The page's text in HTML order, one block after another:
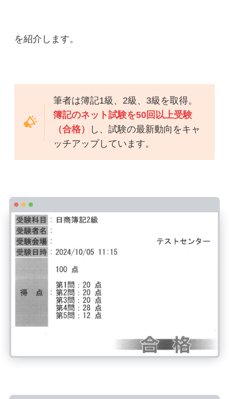
を紹介します。
筆者は簿記1級、2級、3級を取得。
簿記のネット試験を50回以上受験
（合格）
し、試験の最新動向をキャ
ッチアップしています。